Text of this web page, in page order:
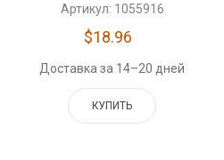
Артикул: 1055916
$18.96
Доставка за 14–20 дней
КУПИТЬ